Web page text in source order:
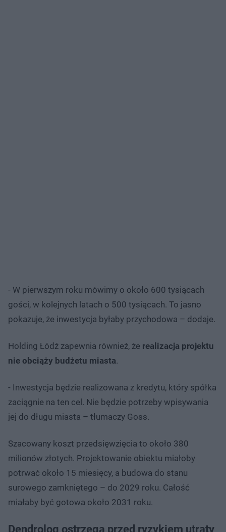
- W pierwszym roku mówimy o około 600 tysiącach
gości, w kolejnych latach o 500 tysiącach. To jasno
pokazuje, że inwestycja byłaby przychodowa – dodaje.
Holding Łódź zapewnia również, że realizacja projektu
nie obciąży budżetu miasta.
- Inwestycja będzie realizowana z kredytu, który spółka
zaciągnie na ten cel. Nie będzie potrzeby wpisywania
jej do długu miasta – tłumaczy Goss.
Szacowany koszt przedsięwzięcia to około 380
milionów złotych. Projektowanie obiektu miałoby
potrwać około 15 miesięcy, a budowa do stanu
surowego zamkniętego – do 2029 roku. Całość
miałaby być gotowa około 2031 roku.
Dendrolog ostrzega przed ryzykiem utraty